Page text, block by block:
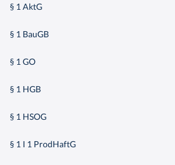
§ 1 AktG
§ 1 BauGB
§ 1 GO
§ 1 HGB
§ 1 HSOG
§ 1 I 1 ProdHaftG